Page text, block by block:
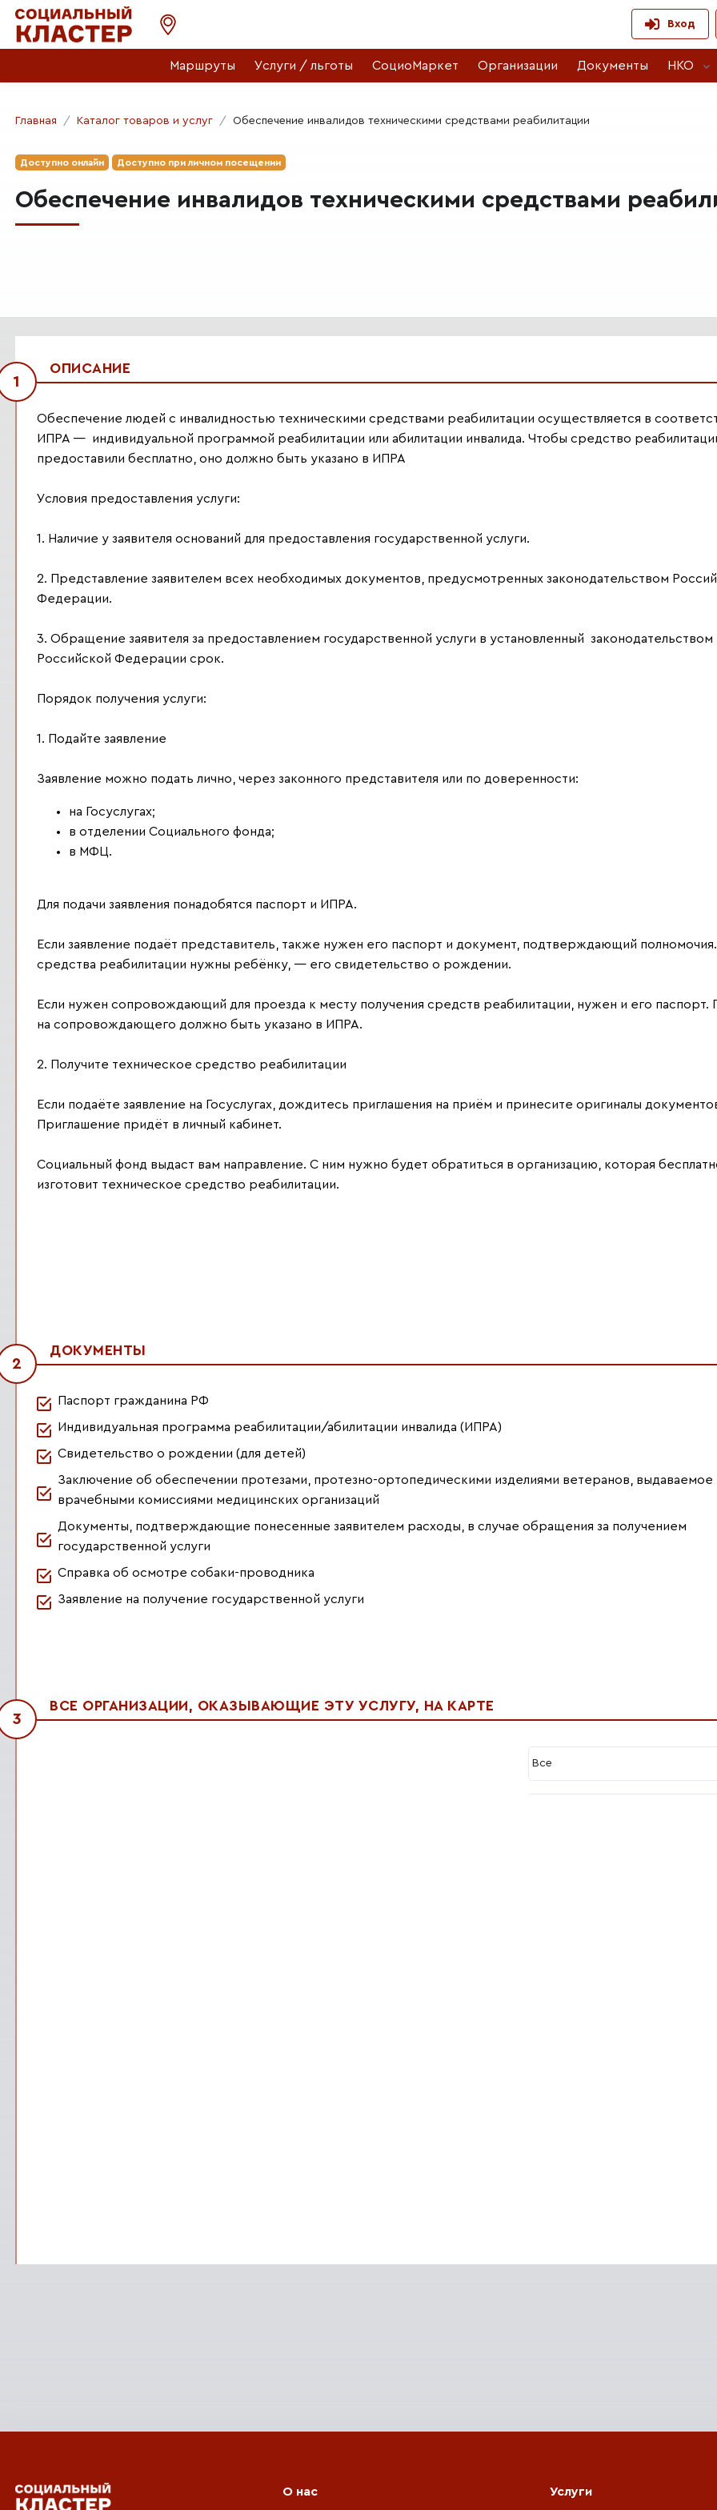
Вход
Маршруты Услуги / льготы СоциоМаркет Организации Документы НКО
Главная Каталог товаров и услуг Обеспечение инвалидов техническими средствами реабилитации
Доступно онлайн Доступно при личном посещении
Обеспечение инвалидов техническими средствами
1
ОПИСАНИЕ
Обеспечение людей с инвалидностью техническими средствами реабилитации осуществляется в
ИПРА — индивидуальной программой реабилитации или абилитации инвалида. Чтобы средство
предоставили бесплатно, оно должно быть указано в ИПРА
Условия предоставления услуги:
1. Наличие у заявителя оснований для предоставления государственной услуги.
2. Представление заявителем всех необходимых документов, предусмотренных законодательством
Федерации.
3. Обращение заявителя за предоставлением государственной услуги в установленный законодательством
Российской Федерации срок.
Порядок получения услуги:
1. Подайте заявление
Заявление можно подать лично, через законного представителя или по доверенности:
на Госуслугах;
в отделении Социального фонда;
в МФЦ.
Для подачи заявления понадобятся паспорт и ИПРА.
Если заявление подаёт представитель, также нужен его паспорт и документ, подтверждающий
средства реабилитации нужны ребёнку, — его свидетельство о рождении.
Если нужен сопровождающий для проезда к месту получения средств реабилитации, нужен и его паспорт.
на сопровождающего должно быть указано в ИПРА.
2. Получите техническое средство реабилитации
Если подаёте заявление на Госуслугах, дождитесь приглашения на приём и принесите оригиналы
Приглашение придёт в личный кабинет.
Социальный фонд выдаст вам направление. С ним нужно будет обратиться в организацию, которая
изготовит техническое средство реабилитации.
2
ДОКУМЕНТЫ
Паспорт гражданина РФ
Индивидуальная программа реабилитации/абилитации инвалида (ИПРА)
Свидетельство о рождении (для детей)
Заключение об обеспечении протезами, протезно-ортопедическими изделиями ветеранов, выдаваемое
врачебными комиссиями медицинских организаций
Документы, подтверждающие понесенные заявителем расходы, в случае обращения за получением
государственной услуги
Справка об осмотре собаки-проводника
Заявление на получение государственной услуги
3
ВСЕ ОРГАНИЗАЦИИ, ОКАЗЫВАЮЩИЕ ЭТУ УСЛУГУ, НА КАРТЕ
О нас Услуги